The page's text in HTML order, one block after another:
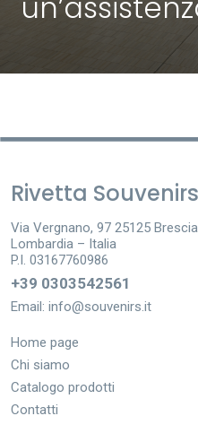
Rivetta Souvenirs
Via Vergnano, 97 25125
Lombardia – Italia
P.I. 03167760986
+39 0303542561
Email: info@souvenirs.it
Home page
Chi siamo
Catalogo prodotti
Contatti